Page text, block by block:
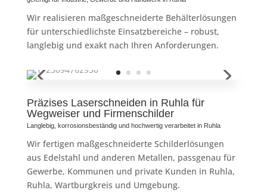
Wir realisieren maßgeschneiderte Behälterlösungen
für unterschiedlichste Einsatzbereiche – robust,
langlebig und exakt nach Ihren Anforderungen.
Präzises Laserschneiden in Ruhla für
Wegweiser und Firmenschilder
Langlebig, korrosionsbeständig und hochwertig verarbeitet in Ruhla
Wir fertigen maßgeschneiderte Schilderlösungen
aus Edelstahl und anderen Metallen, passgenau für
Gewerbe, Kommunen und private Kunden in Ruhla,
Ruhla, Wartburgkreis und Umgebung.